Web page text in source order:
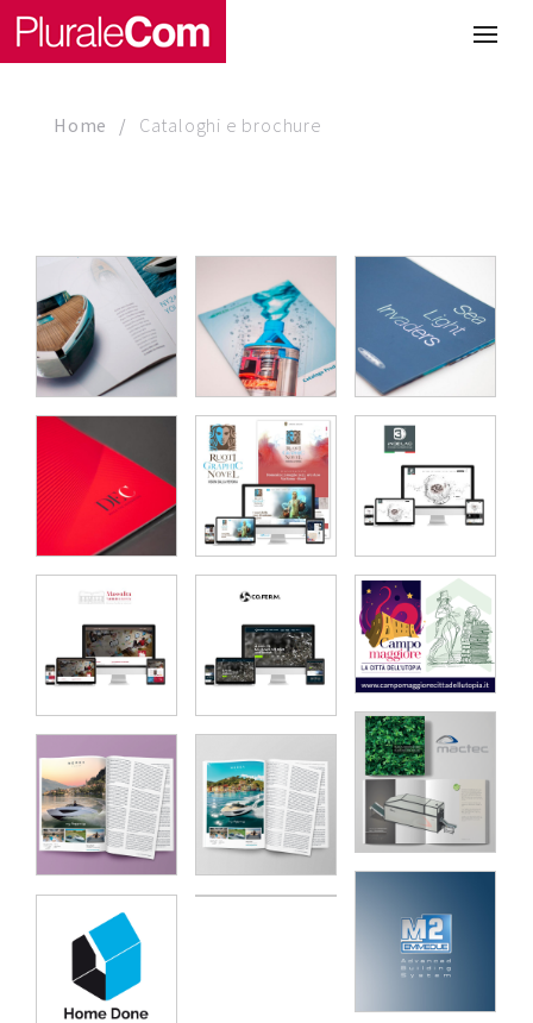
Portfolio
Media & Visual Design
Studio
Chi siamo
Lavora con noi
Magazine
Raffaele Gerardi
Home Cataloghi e brochure